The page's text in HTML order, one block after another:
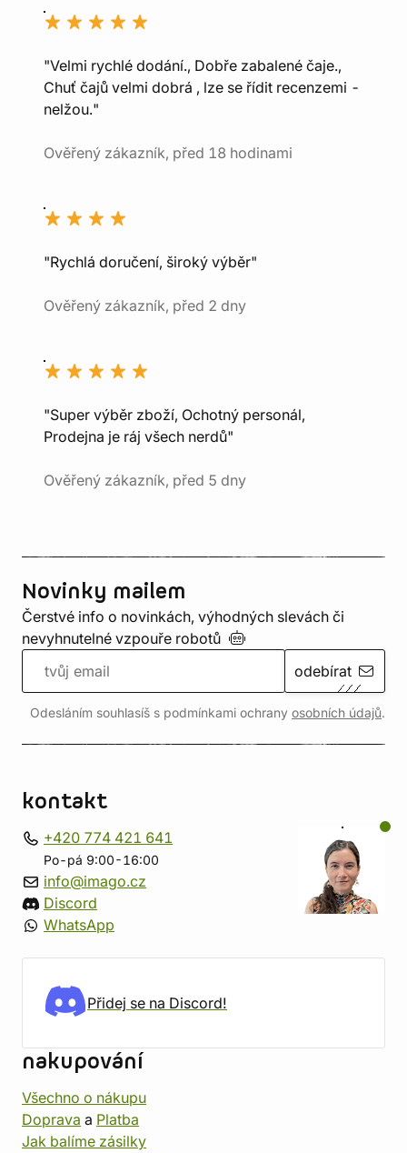
"Velmi rychlé dodání., Dobře zabalené čaje.,
Chuť čajů velmi dobrá , lze se řídit recenzemi -
nelžou."
Ověřený zákazník, před 18 hodinami
"Rychlá doručení, široký výběr"
Ověřený zákazník, před 2 dny
"Super výběr zboží, Ochotný personál,
Prodejna je ráj všech nerdů"
Ověřený zákazník, před 5 dny
Novinky mailem
Čerstvé info o novinkách, výhodných slevách či
nevyhnutelné vzpouře robotů
odebírat
Odesláním souhlasíš s podmínkami ochrany osobních údajů.
kontakt
+420 774 421 641
Po-pá 9:00-16:00
info@imago.cz
Discord
WhatsApp
Přidej se na Discord!
nakupování
Všechno o nákupu
Doprava a Platba
Jak balíme zásilky